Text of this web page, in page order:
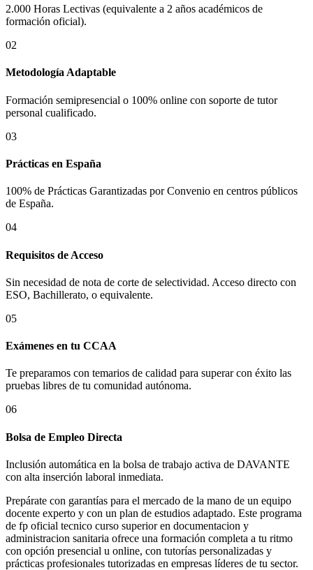
2.000 Horas Lectivas (equivalente a 2 años académicos de
formación oficial).
02
Metodología Adaptable
Formación semipresencial o 100% online con soporte de tutor
personal cualificado.
03
Prácticas en España
100% de Prácticas Garantizadas por Convenio en centros públicos
de España.
04
Requisitos de Acceso
Sin necesidad de nota de corte de selectividad. Acceso directo con
ESO, Bachillerato, o equivalente.
05
Exámenes en tu CCAA
Te preparamos con temarios de calidad para superar con éxito las
pruebas libres de tu comunidad autónoma.
06
Bolsa de Empleo Directa
Inclusión automática en la bolsa de trabajo activa de DAVANTE
con alta inserción laboral inmediata.
Prepárate con garantías para el mercado de la mano de un equipo
docente experto y con un plan de estudios adaptado. Este programa
de fp oficial tecnico curso superior en documentacion y
administracion sanitaria ofrece una formación completa a tu ritmo
con opción presencial u online, con tutorías personalizadas y
prácticas profesionales tutorizadas en empresas líderes de tu sector.